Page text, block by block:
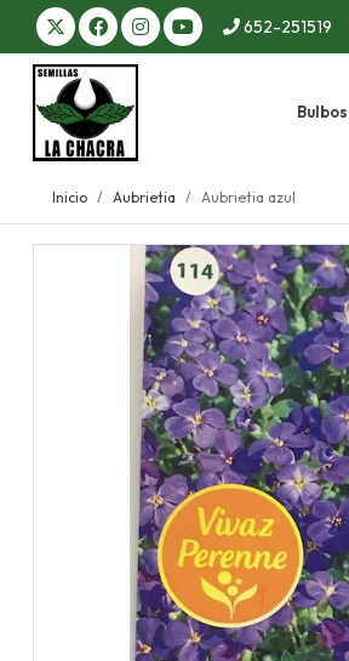
652-251519
Bulbos
Inicio Aubrietia Aubrietia azul